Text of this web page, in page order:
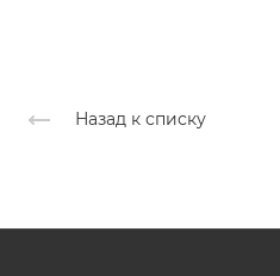
Назад к списку